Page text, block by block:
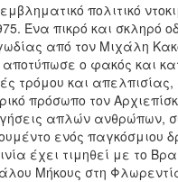
πολιτικό
Ένα πικρό και σκληρό
από τον Μιχάλη
αποτύπωσε ο φακός και
τρόμου και απελπισίας,
πρόσωπο τον
απλών ανθρώπων,
ενός παγκόσμιου
έχει τιμηθεί με το
Μήκους στη